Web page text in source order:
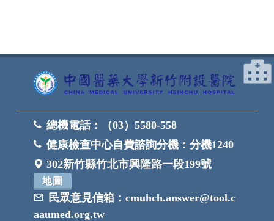
總機電話：
（03）5580-558
健康檢查中心自費諮詢分機： 分機1240
302新竹縣竹北市興隆路一段199號
地圖
民眾意見信箱： cmuhch.answer@tool.c
aaumed.org.tw